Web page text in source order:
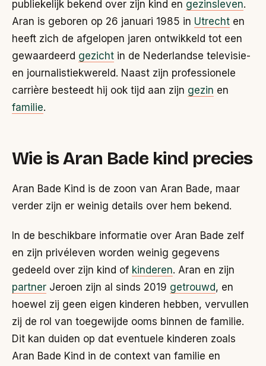
publiekelijk bekend over zijn kind en gezinsleven.
Aran is geboren op 26 januari 1985 in Utrecht en
heeft zich de afgelopen jaren ontwikkeld tot een
gewaardeerd gezicht in de Nederlandse televisie-
en journalistiekwereld. Naast zijn professionele
carrière besteedt hij ook tijd aan zijn gezin en
familie.
Wie is Aran Bade kind precies
Aran Bade Kind is de zoon van Aran Bade, maar
verder zijn er weinig details over hem bekend.
In de beschikbare informatie over Aran Bade zelf
en zijn privéleven worden weinig gegevens
gedeeld over zijn kind of kinderen. Aran en zijn
partner Jeroen zijn al sinds 2019 getrouwd, en
hoewel zij geen eigen kinderen hebben, vervullen
zij de rol van toegewijde ooms binnen de familie.
Dit kan duiden op dat eventuele kinderen zoals
Aran Bade Kind in de context van familie en